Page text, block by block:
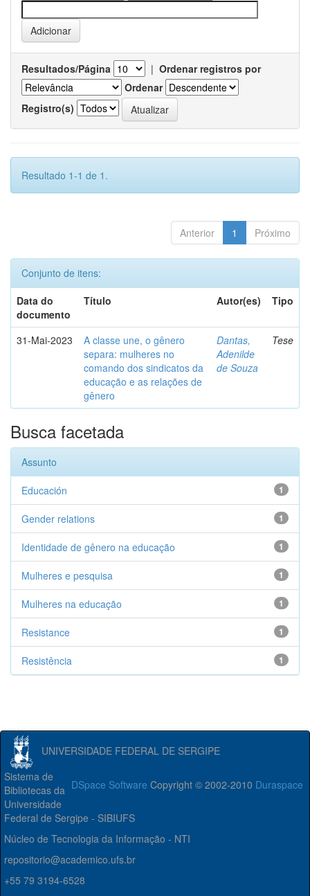
Resultados/Página | Ordenar registros por
Ordenar
Registro(s)
Resultado 1-1 de 1.
Anterior 1 Próximo
Conjunto de itens:
Data do
documento
Título Autor(es) Tipo
31-Mai-2023
A classe une, o gênero
separa: mulheres no
comando dos sindicatos da
educação e as relações de
gênero
Dantas,
Adenilde
de Souza
Tese
Busca facetada
Assunto
1
Educación
1
Gender relations
1
Identidade de gênero na educação
1
Mulheres e pesquisa
1
Mulheres na educação
1
Resistance
1
Resistência
UNIVERSIDADE FEDERAL DE SERGIPE
DSpace Software Copyright © 2002-2010 Duraspace
Sistema de
Bibliotecas da
Universidade
Federal de Sergipe - SIBIUFS
Núcleo de Tecnologia da Informação - NTI
repositorio@academico.ufs.br
+55 79 3194-6528